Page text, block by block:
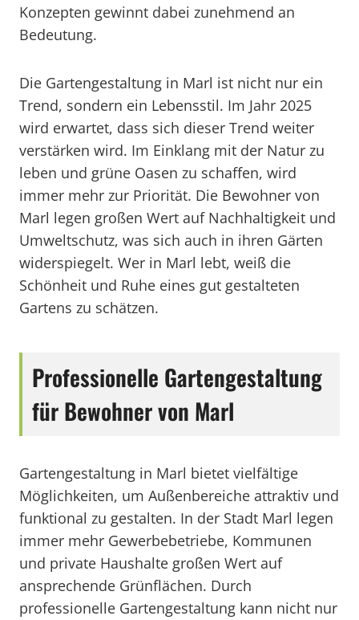
Konzepten gewinnt dabei zunehmend an
Bedeutung.
Die Gartengestaltung in Marl ist nicht nur ein
Trend, sondern ein Lebensstil. Im Jahr 2025
wird erwartet, dass sich dieser Trend weiter
verstärken wird. Im Einklang mit der Natur zu
leben und grüne Oasen zu schaffen, wird
immer mehr zur Priorität. Die Bewohner von
Marl legen großen Wert auf Nachhaltigkeit und
Umweltschutz, was sich auch in ihren Gärten
widerspiegelt. Wer in Marl lebt, weiß die
Schönheit und Ruhe eines gut gestalteten
Gartens zu schätzen.
Professionelle Gartengestaltung
für Bewohner von Marl
Gartengestaltung in Marl bietet vielfältige
Möglichkeiten, um Außenbereiche attraktiv und
funktional zu gestalten. In der Stadt Marl legen
immer mehr Gewerbebetriebe, Kommunen
und private Haushalte großen Wert auf
ansprechende Grünflächen. Durch
professionelle Gartengestaltung kann nicht nur